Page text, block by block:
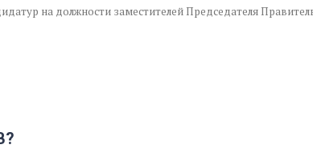
на должности заместителей Председателя